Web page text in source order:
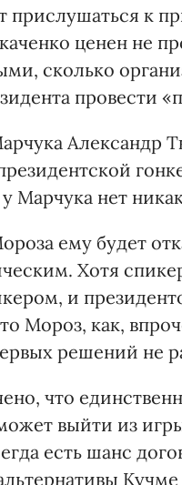
прислушаться к
ценен не
сколько
провести
Александр
у Марчука нет
ему будет
Хотя
и
Мороз, как,
решений не
что
выйти из
есть шанс